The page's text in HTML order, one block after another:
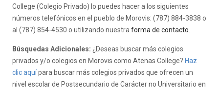
College (Colegio Privado) lo puedes hacer a los siguientes
números telefónicos en el pueblo de Morovis: (787) 884-3838 o
al (787) 854-4530 o utilizando nuestra forma de contacto
Búsquedas Adicionales: ¿Deseas buscar más colegios
privados y/o colegios en Morovis como Atenas College? Haz
clic aquípara buscar más colegios privados que ofrecen un
nivel escolar de Postsecundario de Carácter no Universitario en